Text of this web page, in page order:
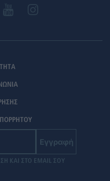
Εγγραφή
ΚΑΙ ΣΤΟ EMAIL ΣΟΥ